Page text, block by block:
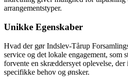
arrangementstyper.
Unikke Egenskaber
Hvad der gør Indslev-Tårup
service og det lokale engagement, som
forvente en skræddersyet oplevelse, der
specifikke behov og ønsker.